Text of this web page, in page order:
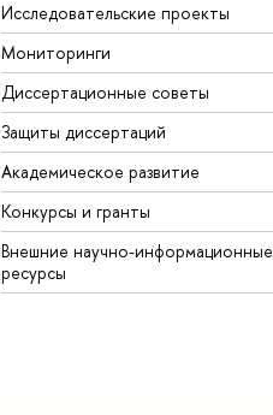
Исследовательские проекты
Мониторинги
Диссертационные советы
Защиты диссертаций
Академическое развитие
Конкурсы и гранты
Внешние научно-информационные
ресурсы